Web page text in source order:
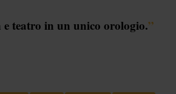
e teatro in un unico orologio.”